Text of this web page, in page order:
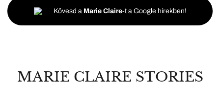
Kövesd a Marie Claire-t a Google hírekben!
MARIE CLAIRE STORIES